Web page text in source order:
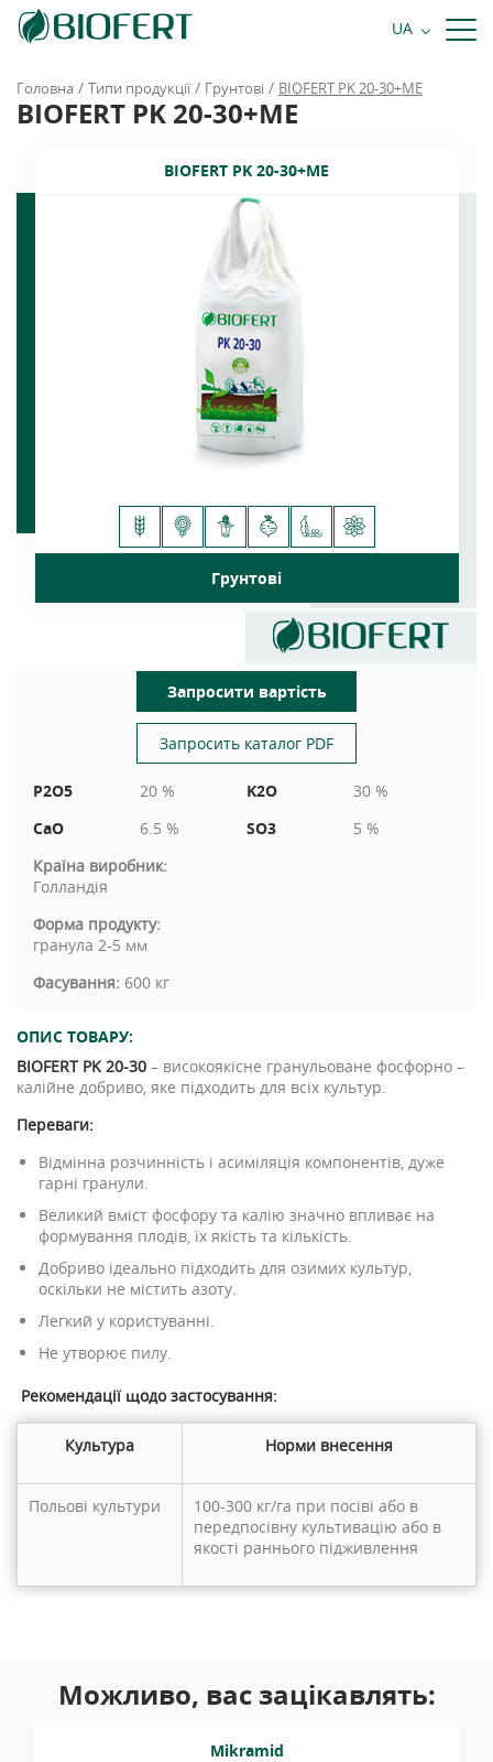
UA
+38 068 484 81 81
Головна / Типи продукції / Грунтові / BIOFERT PK 20-30+ME
BIOFERT PK 20-30+ME
BIOFERT PK 20-30+ME
Грунтові
Запросити вартість
Запросить каталог PDF
P2O5 20 % K2O
30 %
CaO
6.5 % SO3
5 %
Країна виробник:
Голландія
Форма продукту:
гранула 2-5 мм
Фасування: 600 кг
ОПИС ТОВАРУ:
BIOFERT PK 20-30 – високоякісне гранульоване фосфорно –
калійне добриво, яке підходить для всіх культур.
Переваги:
Відмінна розчинність і асиміляція компонентів, дуже
гарні гранули.
Великий вміст фосфору та калію значно впливає на
формування плодів, їх якість та кількість.
Добриво ідеально підходить для озимих культур,
оскільки не містить азоту.
Легкий у користуванні.
Не утворює пилу.
Рекомендації щодо застосування:
Культура Норми внесення
Польові культури
100-300 кг/га при посіві або в
передпосівну культивацію або в
якості раннього підживлення
Можливо, вас зацікавлять:
Mikramid